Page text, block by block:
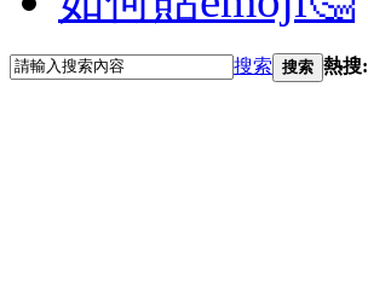
搜索 搜索 熱搜: